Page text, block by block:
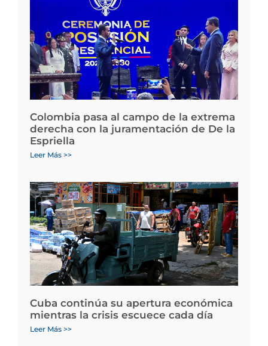
Colombia pasa al campo de la extrema
derecha con la juramentación de De la
Espriella
Leer Más >>
Cuba continúa su apertura económica
mientras la crisis escuece cada día
Leer Más >>